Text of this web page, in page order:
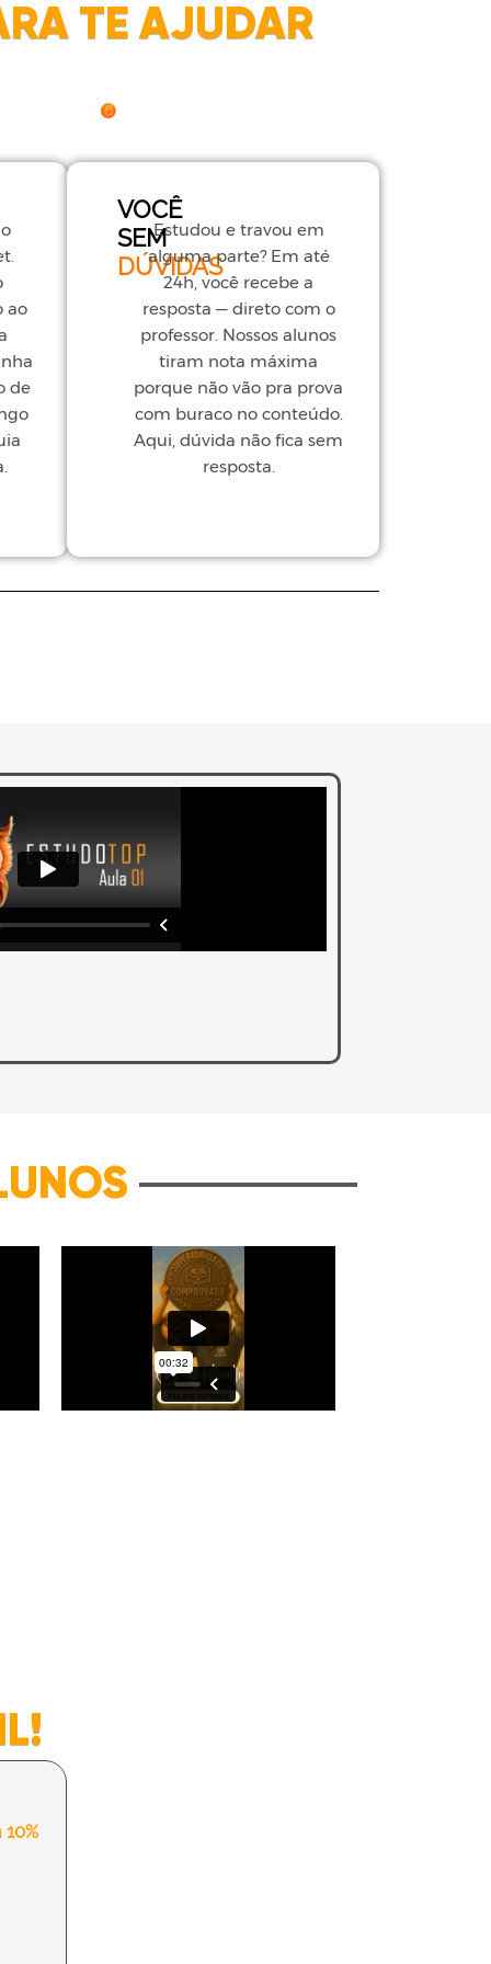
TE AJUDAR
ao
de
VOCÊ
SEM
DÚVIDAS
Estudou e travou em
alguma parte? Em até
24h, você recebe a
resposta — direto com o
professor. Nossos alunos
tiram nota máxima
porque não vão pra prova
com buraco no conteúdo.
Aqui, dúvida não fica sem
resposta.